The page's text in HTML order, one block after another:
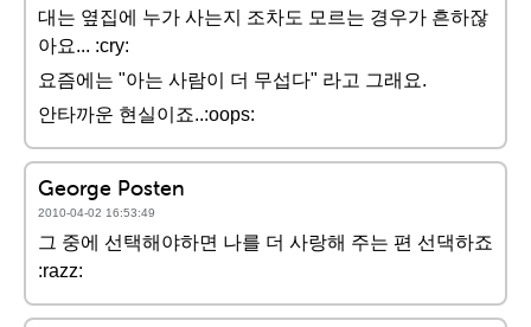
대는 옆집에 누가 사는지 조차도 모르는 경우가 흔하잖
아요... :cry:
요즘에는 "아는 사람이 더 무섭다" 라고 그래요.
안타까운 현실이죠..:oops:
George Posten
2010-04-02 16:53:49
그 중에 선택해야하면 나를 더 사랑해 주는 편 선댁하죠
:razz: